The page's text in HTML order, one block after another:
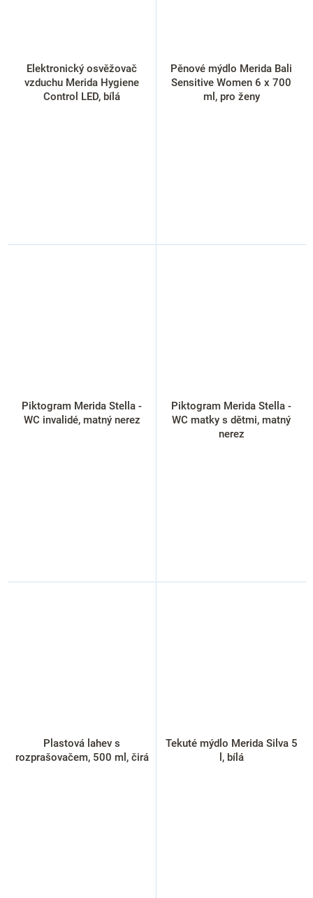
Elektronický osvěžovač
vzduchu Merida Hygiene
Control LED, bílá
Pěnové mýdlo Merida Bali
Sensitive Women 6 x 700
ml, pro ženy
Piktogram Merida Stella -
WC invalidé, matný nerez
Piktogram Merida Stella -
WC matky s dětmi, matný
nerez
Plastová lahev s
rozprašovačem, 500 ml, čirá
Tekuté mýdlo Merida Silva 5
l, bílá